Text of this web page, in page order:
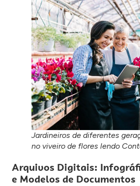
Jardineiros de diferentes
no viveiro de flores lendo
Arquivos Digitais:
e Modelos de Documentos